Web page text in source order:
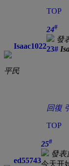
TOP
Isaac1022
平民
24#
發
23#
回復
TOP
ed55743
25#
發表
今天开